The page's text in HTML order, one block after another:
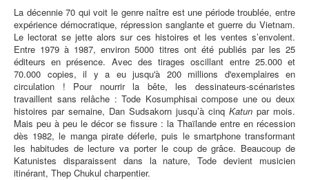
La décennie 70 qui voit le genre naître est une période troublée, entre
expérience démocratique, répression sanglante et guerre du Vietnam.
Le lectorat se jette alors sur ces histoires et les ventes s’envolent.
Entre 1979 à 1987, environ 5000 titres ont été publiés par les 25
éditeurs en présence. Avec des tirages oscillant entre 25.000 et
70.000 copies, il y a eu jusqu'à 200 millions d'exemplaires en
circulation ! Pour nourrir la bête, les dessinateurs-scénaristes
travaillent sans relâche : Tode Kosumphisai compose une ou deux
histoires par semaine, Dan Sudsakorn jusqu’à cinq Katun par mois.
Mais peu à peu le décor se fissure : la Thaïlande entre en récession
dès 1982, le manga pirate déferle, puis le smartphone transformant
les habitudes de lecture va porter le coup de grâce. Beaucoup de
Katunistes disparaissent dans la nature, Tode devient musicien
itinérant, Thep Chukul charpentier.